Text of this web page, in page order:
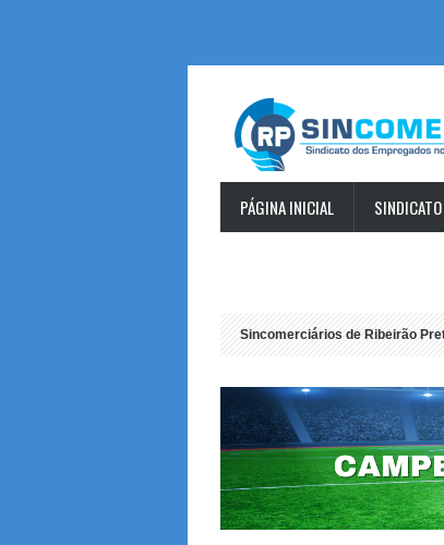
PÁGINA INICIAL SINDICATO
Sincomerciários de Ribeirão